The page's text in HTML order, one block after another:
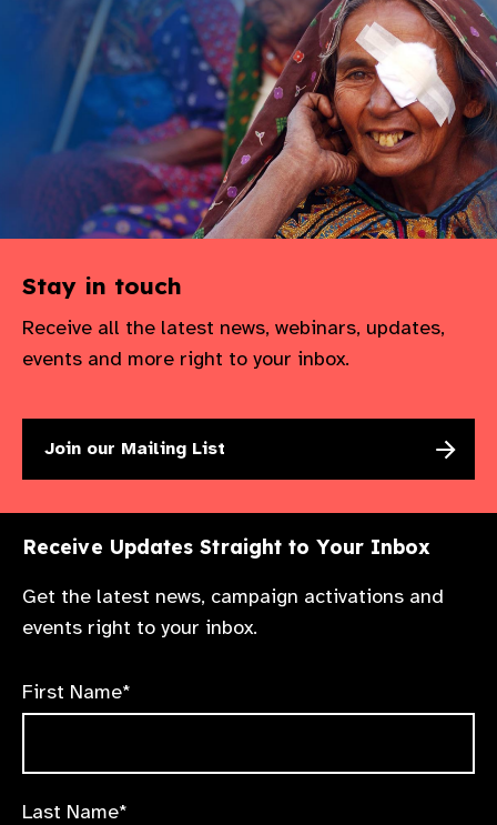
Stay in touch
Receive all the latest news, webinars, updates,
events and more right to your inbox.
Join our Mailing List
Receive Updates Straight to Your Inbox
Get the latest news, campaign activations and
events right to your inbox.
First Name*
Last Name*